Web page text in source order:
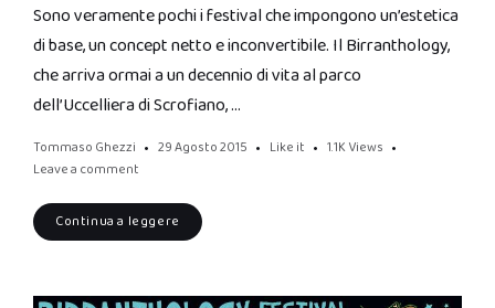
Sono veramente pochi i festival che impongono un’estetica
di base, un concept netto e inconvertibile. Il Birranthology,
che arriva ormai a un decennio di vita al parco
dell’Uccelliera di Scrofiano, …
Tommaso Ghezzi 29 Agosto 2015 Like it 1.1K Views
Leave a comment
Continua a leggere